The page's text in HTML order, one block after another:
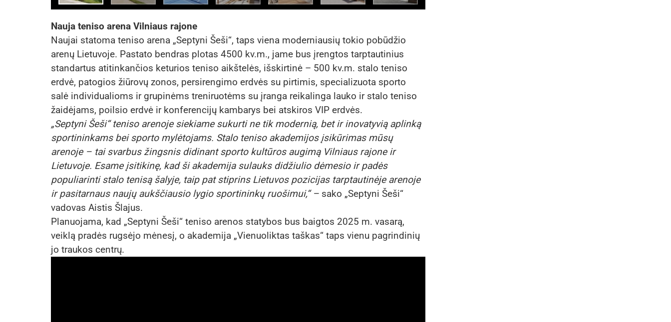
Nauja teniso arena Vilniaus rajone
Naujai statoma teniso arena „Septyni Šeši“, taps viena moderniausių tokio pobūdžio
arenų Lietuvoje. Pastato bendras plotas 4500 kv.m., jame bus įrengtos tarptautinius
standartus atitinkančios keturios teniso aikštelės, išskirtinė – 500 kv.m. stalo teniso
erdvė, patogios žiūrovų zonos, persirengimo erdvės su pirtimis, specializuota sporto
salė individualioms ir grupinėms treniruotėms su įranga reikalinga lauko ir stalo teniso
žaidėjams, poilsio erdvė ir konferencijų kambarys bei atskiros VIP erdvės.
„Septyni Šeši“ teniso arenoje siekiame sukurti ne tik modernią, bet ir inovatyvią aplinką
sportininkams bei sporto mylėtojams. Stalo teniso akademijos įsikūrimas mūsų
arenoje – tai svarbus žingsnis didinant sporto kultūros augimą Vilniaus rajone ir
Lietuvoje. Esame įsitikinę, kad ši akademija sulauks didžiulio dėmesio ir padės
populiarinti stalo tenisą šalyje, taip pat stiprins Lietuvos pozicijas tarptautinėje arenoje
ir pasitarnaus naujų aukščiausio lygio sportininkų ruošimui,“– sako „Septyni Šeši“
vadovas Aistis Šlajus.
Planuojama, kad „Septyni Šeši“ teniso arenos statybos bus baigtos 2025 m. vasarą,
veiklą pradės rugsėjo mėnesį, o akademija „Vienuoliktas taškas“ taps vienu pagrindinių
jo traukos centrų.